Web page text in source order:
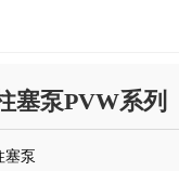
塞泵PVW系列
塞泵